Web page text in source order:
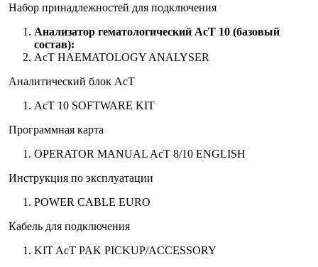
Набор принадлежностей для подключения
Анализатор гематологический АсТ 10 (базовый
состав):
AcT HAEMATOLOGY ANALYSER
Аналитический блок АсТ
AcT 10 SOFTWARE KIT
Программная карта
OPERATOR MANUAL AcT 8/10 ENGLISH
Инструкция по эксплуатации
POWER CABLE EURO
Кабель для подключения
KIT AcT PAK PICKUP/ACCESSORY